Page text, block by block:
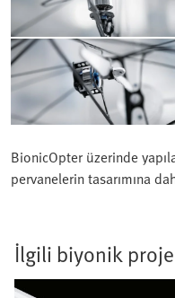
BionicOpter üzerinde
pervanelerin tasarımına
İlgili biyonik